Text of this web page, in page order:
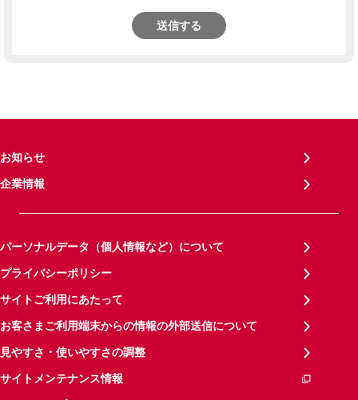
送信する
お知らせ
企業情報
パーソナルデータ（個人情報など）について
プライバシーポリシー
サイトご利用にあたって
お客さまご利用端末からの情報の外部送信について
見やすさ・使いやすさの調整
サイトメンテナンス情報